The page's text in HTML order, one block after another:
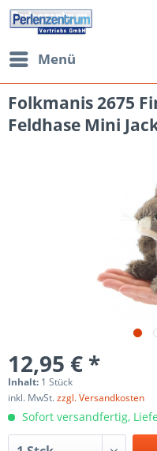
Menü
Folkmanis 2675
Feldhase Mini
12,95 € *
Inhalt: 1 Stück
inkl. MwSt.zzgl. Versandkosten
Sofort versandfertig,